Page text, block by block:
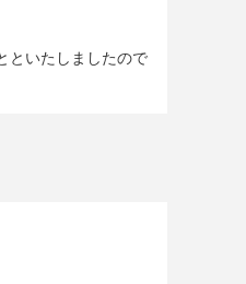
といたしましたので